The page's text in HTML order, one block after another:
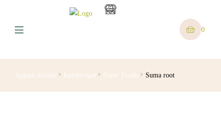
0
Αρχική σελίδα Κατάστημα Super Foods Suma root